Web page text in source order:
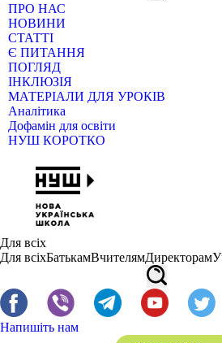
ПРО НАС
НОВИНИ
СТАТТІ
Є ПИТАННЯ
ПОГЛЯД
ІНКЛЮЗІЯ
МАТЕРІАЛИ ДЛЯ УРОКІВ
Аналітика
Дофамін для освіти
НУШ КОРОТКО
Для всіх
Для всіхБатькамВчителямДиректорам
Напишіть нам